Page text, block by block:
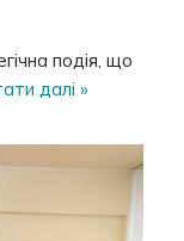
подія, що
далі »